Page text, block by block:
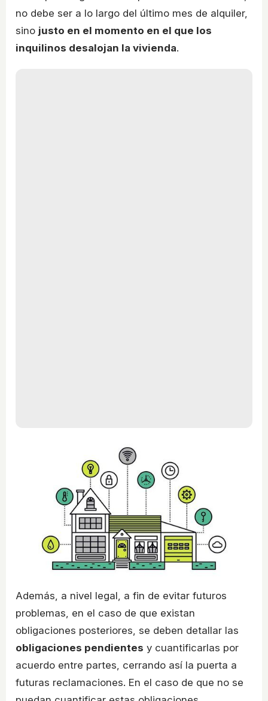
no debe ser a lo largo del último mes de alquiler,
sino justo en el momento en el que los
inquilinos desalojan la vivienda.
Además, a nivel legal, a fin de evitar futuros
problemas, en el caso de que existan
obligaciones posteriores, se deben detallar las
obligaciones pendientes y cuantificarlas por
acuerdo entre partes, cerrando así la puerta a
futuras reclamaciones. En el caso de que no se